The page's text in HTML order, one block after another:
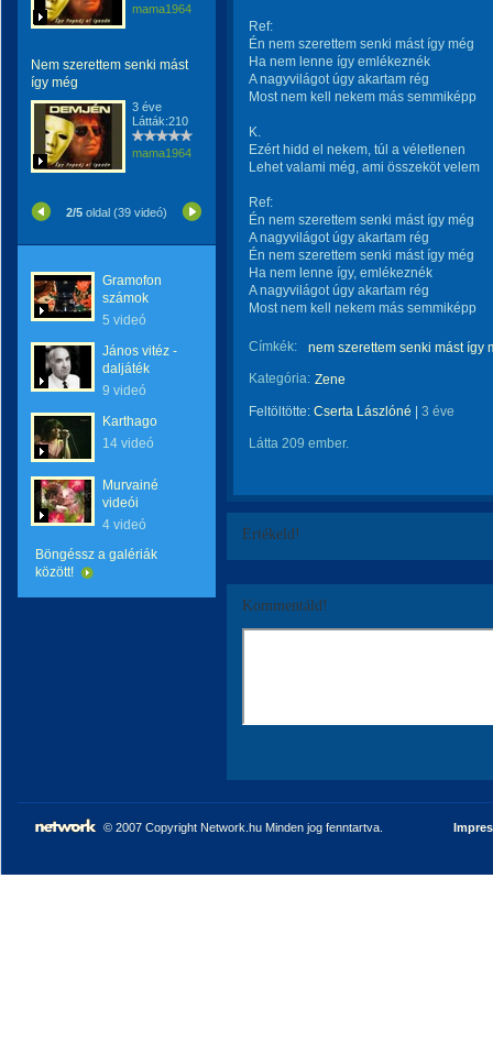
mama1964
Nem szerettem senki mást
így még
3 éve
Látták:210
mama1964
2/5 oldal (39 videó)
Gramofon
számok
5 videó
János vitéz -
daljáték
9 videó
Karthago
14 videó
Murvainé
videói
4 videó
Böngéssz a galériák
között!
Ref:
Én nem szerettem senki mást így még
Ha nem lenne így emlékeznék
A nagyvilágot úgy akartam rég
Most nem kell nekem más semmiképp
K.
Ezért hidd el nekem, túl a véletlenen
Lehet valami még, ami összeköt velem
Ref:
Én nem szerettem senki mást így még
A nagyvilágot úgy akartam rég
Én nem szerettem senki mást így még
Ha nem lenne így, emlékeznék
A nagyvilágot úgy akartam rég
Most nem kell nekem más semmiképp
Címkék:
nem szerettem senki mást így
Kategória: Zene
Feltöltötte: Cserta Lászlóné 3 éve
Látta 209 ember.
Értékeld!
Kommentáld!
© 2007 Copyright Network.hu Minden jog fenntartva.